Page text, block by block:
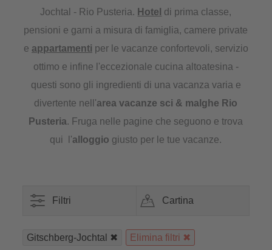
Jochtal - Rio Pusteria. Hotel di prima classe,
pensioni e garni a misura di famiglia, camere private
e appartamenti per le vacanze confortevoli, servizio
ottimo e infine l'eccezionale cucina altoatesina -
questi sono gli ingredienti di una vacanza varia e
divertente nell'area vacanze sci & malghe Rio
Pusteria. Fruga nelle pagine che seguono e trova
qui l'alloggio giusto per le tue vacanze.
Filtri Cartina
Gitschberg-Jochtal Elimina filtri